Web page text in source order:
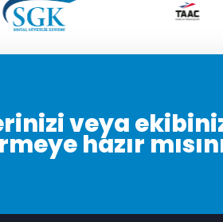
veya
hazır